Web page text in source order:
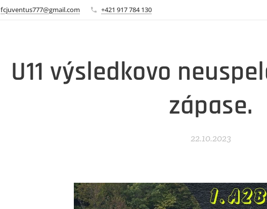
fcjuventus777@gmail.com +421 917 784 130
U11 výsledkovo
zápase.
22.10.2023